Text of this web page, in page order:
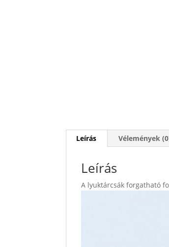
Leírás Vélemények
Leírás
A lyuktárcsák forgatható